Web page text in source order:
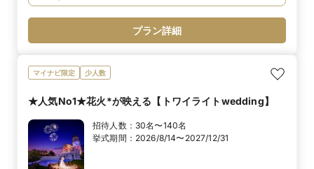
プラン詳細
マイナビ限定 少人数
★人気No1★花火*が映える【トワイライトwedding】
招待人数： 30名〜140名
挙式期間： 2026/8/14〜2027/12/31